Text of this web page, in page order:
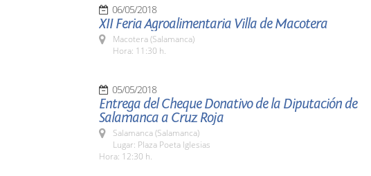
06/05/2018
XII Feria Agroalimentaria Villa de Macotera
Macotera (Salamanca)
Hora: 11:30 h.
05/05/2018
Entrega del Cheque Donativo de la Diputación de
Salamanca a Cruz Roja
Salamanca (Salamanca)
Lugar: Plaza Poeta Iglesias
Hora: 12:30 h.